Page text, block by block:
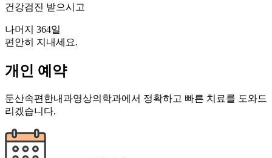
건강검진 받으시고
나머지 364일
편안히 지내세요.
개인 예약
둔산속편한내과영상의학과에서 정확하고 빠른 치료를 도와드
리겠습니다.